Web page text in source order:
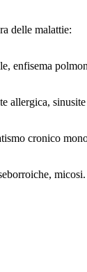
delle malattie:
enfisema
allergica,
cronico
micosi.